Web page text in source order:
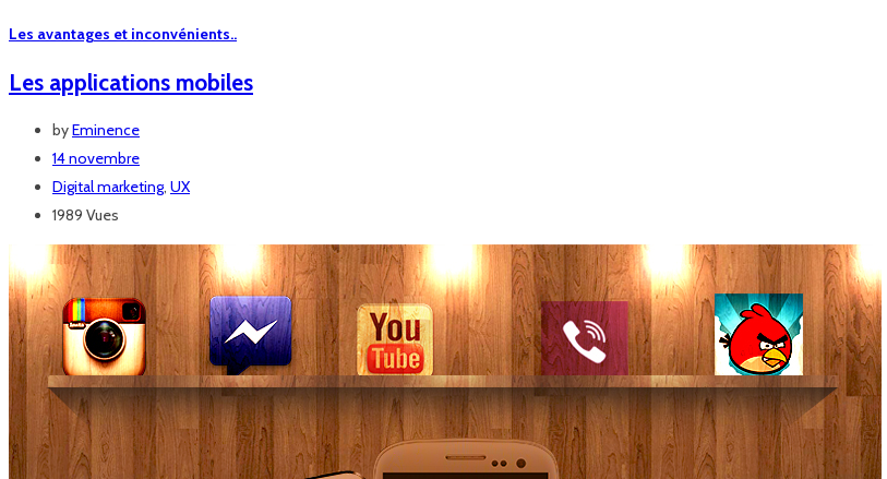
Les avantages et inconvénients..
Les applications mobiles
byEminence
14 novembre
Digital marketing, UX
1989 Vues